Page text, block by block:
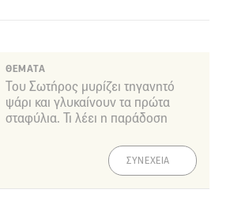
ΘΕΜΑΤΑ
Του Σωτήρος μυρίζει τηγανητό
ψάρι και γλυκαίνουν τα πρώτα
σταφύλια. Τι λέει η παράδοση
ΣΥΝΕΧΕΙΑ